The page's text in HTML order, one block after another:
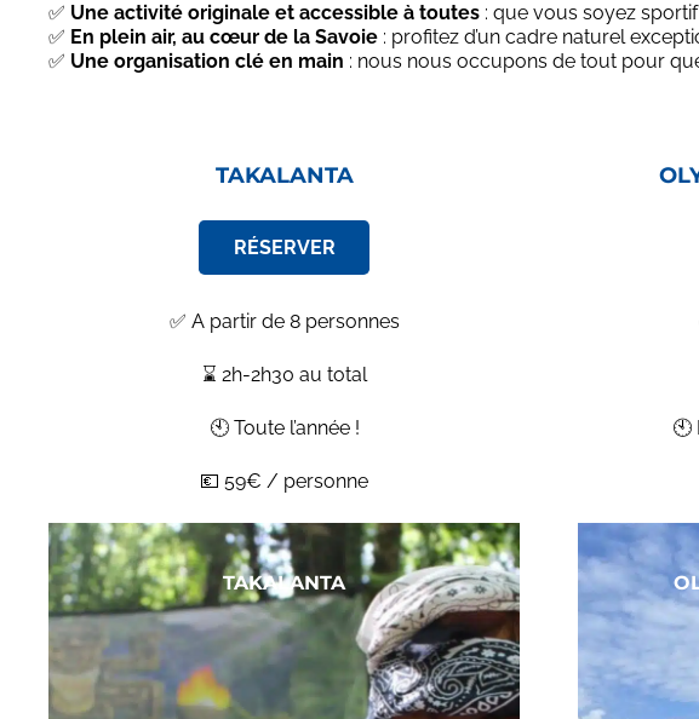
✅ Une activité originale et accessible à toutes : que vous soyez
✅ En plein air, au cœur de la Savoie : profitez d’un cadre naturel
✅ Une organisation clé en main : nous nous occupons de tout pour
TAKALANTA
RÉSERVER
✅ A partir de 8 personnes
⌛ 2h-2h30 au total
🕙 Toute l’année !
💶 59€ / personne
TAKALANTA
🕙